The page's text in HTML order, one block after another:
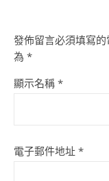
發佈留言必須填寫
為 *
顯示名稱 *
電子郵件地址 *